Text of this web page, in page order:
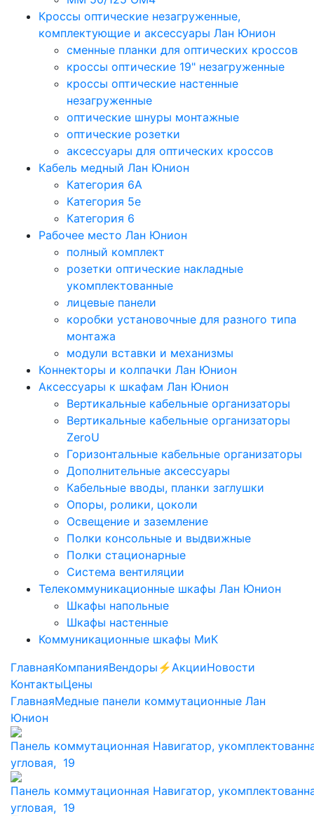
Кроссы оптические незагруженные,
комплектующие и аксессуары Лан Юнион
сменные планки для оптических кроссов
кроссы оптические 19" незагруженные
кроссы оптические настенные
незагруженные
оптические шнуры монтажные
оптические розетки
аксессуары для оптических кроссов
Кабель медный Лан Юнион
Категория 6A
Категория 5e
Категория 6
Рабочее место Лан Юнион
полный комплект
розетки оптические накладные
укомплектованные
лицевые панели
коробки установочные для разного типа
монтажа
модули вставки и механизмы
Коннекторы и колпачки Лан Юнион
Аксессуары к шкафам Лан Юнион
Вертикальные кабельные организаторы
Вертикальные кабельные организаторы
ZeroU
Горизонтальные кабельные организаторы
Дополнительные аксессуары
Кабельные вводы, планки заглушки
Опоры, ролики, цоколи
Освещение и заземление
Полки консольные и выдвижные
Полки стационарные
Система вентиляции
Телекоммуникационные шкафы Лан Юнион
Шкафы напольные
Шкафы настенные
Коммуникационные шкафы МиК
ГлавнаяКомпанияВендоры ⚡️АкцииНовости
КонтактыЦены
ГлавнаяМедные панели коммутационные Лан
Юнион